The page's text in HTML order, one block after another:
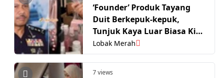
‘Founder’ Produk Tayang
Duit Berkepuk-kepuk,
Tunjuk Kaya Luar Biasa Kini
Dalam Radar Polis
Lobak Merah
7 views